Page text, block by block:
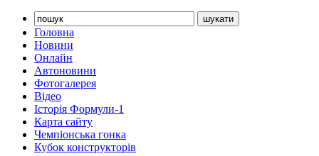
Головна
Новини
Онлайн
Автоновини
Фотогалерея
Відео
Історія Формули-1
Карта сайту
Чемпіонська гонка
Кубок конструкторів